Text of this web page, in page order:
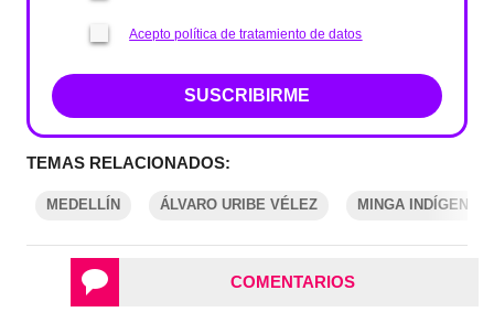
Acepto política de tratamiento de datos
SUSCRIBIRME
TEMAS RELACIONADOS:
MEDELLÍN ÁLVARO URIBE VÉLEZ MINGA INDÍGENA
COMENTARIOS